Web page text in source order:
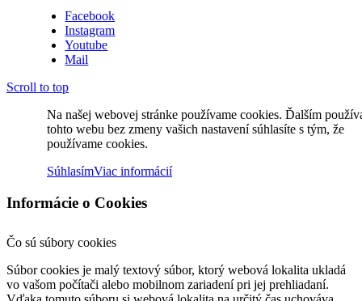
Facebook
Instagram
Youtube
Mail
Scroll to top
Na našej webovej stránke používame cookies. Ďalším
tohto webu bez zmeny vašich nastavení súhlasíte s tým, že
používame cookies.
SúhlasímViac informácií
Informácie o Cookies
Čo sú súbory cookies
Súbor cookies je malý textový súbor, ktorý webová lokalita ukladá
vo vašom počítači alebo mobilnom zariadení pri jej prehliadaní.